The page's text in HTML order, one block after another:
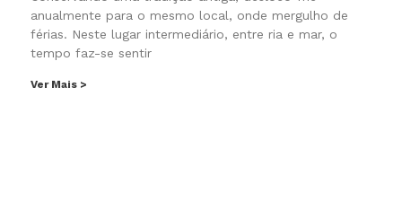
anualmente para o mesmo local, onde mergulho de
férias. Neste lugar intermediário, entre ria e mar, o
tempo faz-se sentir
Ver Mais >